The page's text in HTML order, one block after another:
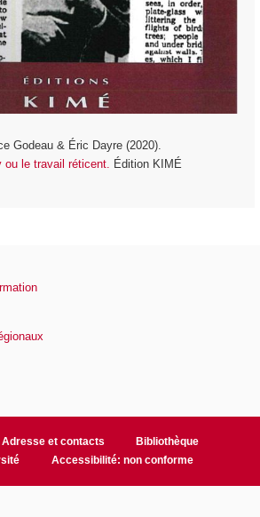
Godeau & Éric Dayre (2020).
ou le travail réticent. Édition KIMÉ
Adresse et contacts
Bibliothèque
Accessibilité: non conforme